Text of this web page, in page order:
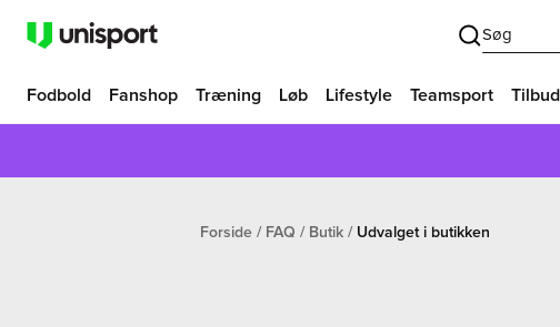
Søg
Fodbold Fanshop Træning Løb Lifestyle Teamsport Tilbud
Forside FAQ Butik Udvalget i butikken